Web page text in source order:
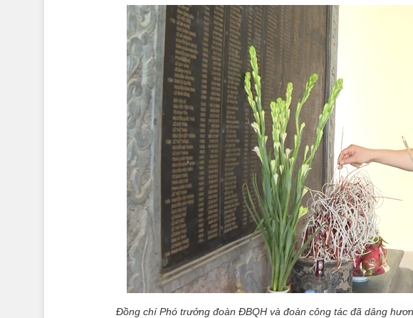
Đồng chí Phó trưởng đoàn ĐBQH và đoàn công tác đã dâng